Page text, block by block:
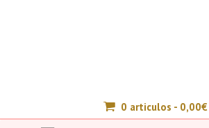
0 articulos - 0,00€